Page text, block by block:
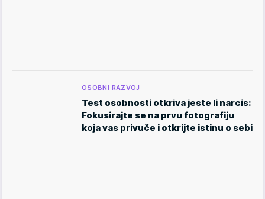
OSOBNI RAZVOJ
Test osobnosti otkriva jeste li narcis:
Fokusirajte se na prvu fotografiju
koja vas privuče i otkrijte istinu o sebi